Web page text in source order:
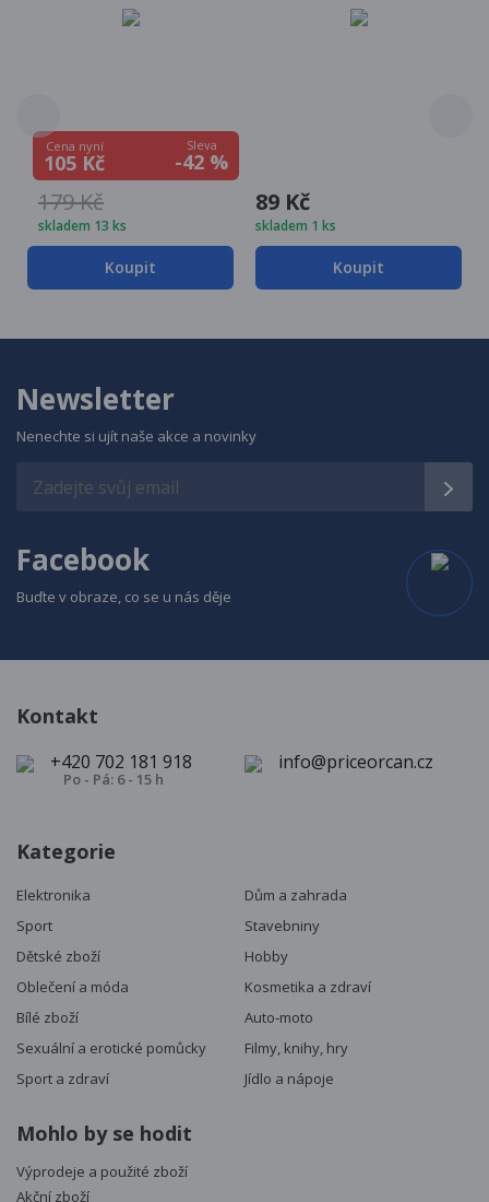
Cena nyní
105 Kč
Sleva
-42 %
179 Kč
skladem 13 ks
Koupit
89 Kč
skladem 1 ks
Koupit
Newsletter
Nenechte si ujít naše akce a novinky
Facebook
Buďte v obraze, co se u nás děje
Kontakt
+420 702 181 918
Po - Pá: 6 - 15 h
info@priceorcan.cz
Kategorie
Elektronika
Dům a zahrada
Sport
Stavebniny
Dětské zboží
Hobby
Oblečení a móda
Kosmetika a zdraví
Bílé zboží
Auto-moto
Sexuální a erotické pomůcky
Filmy, knihy, hry
Sport a zdraví
Jídlo a nápoje
Mohlo by se hodit
Výprodeje a použité zboží
Akční zboží